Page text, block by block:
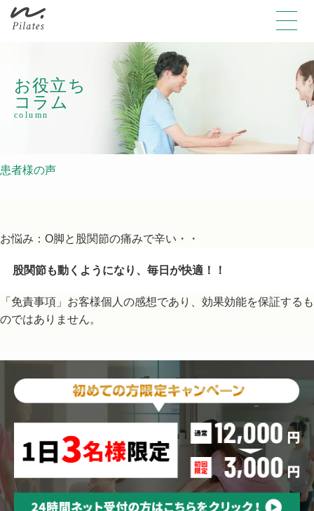
お役立ち
コラム
column
患者様の声
お悩み：O脚と股関節の痛みで辛い・・
股関節も動くようになり、毎日が快適！！
「免責事項」お客様個人の感想であり、効果効能を保証するも
のではありません。